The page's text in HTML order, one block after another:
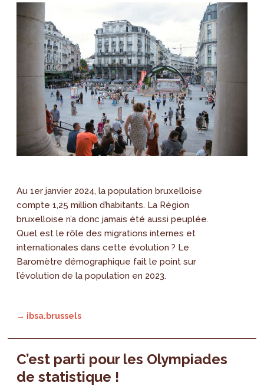
Au 1er janvier 2024, la population bruxelloise
compte 1,25 million d’habitants. La Région
bruxelloise n’a donc jamais été aussi peuplée.
Quel est le rôle des migrations internes et
internationales dans cette évolution ? Le
Baromètre démographique fait le point sur
l’évolution de la population en 2023.
→ ibsa.brussels
C’est parti pour les Olympiades
de statistique !